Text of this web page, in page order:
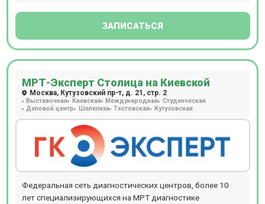
ЗАПИСАТЬСЯ
МРТ-Эксперт Столица на Киевской
Москва, Кутузовский пр-т, д. 21, стр. 2
Выставочная Киевская Международная Студенческая
Деловой центр Шелепиха Тестовская Кутузовская
Федеральная сеть диагностических центров, более 10
лет специализирующихся на МРТ диагностике